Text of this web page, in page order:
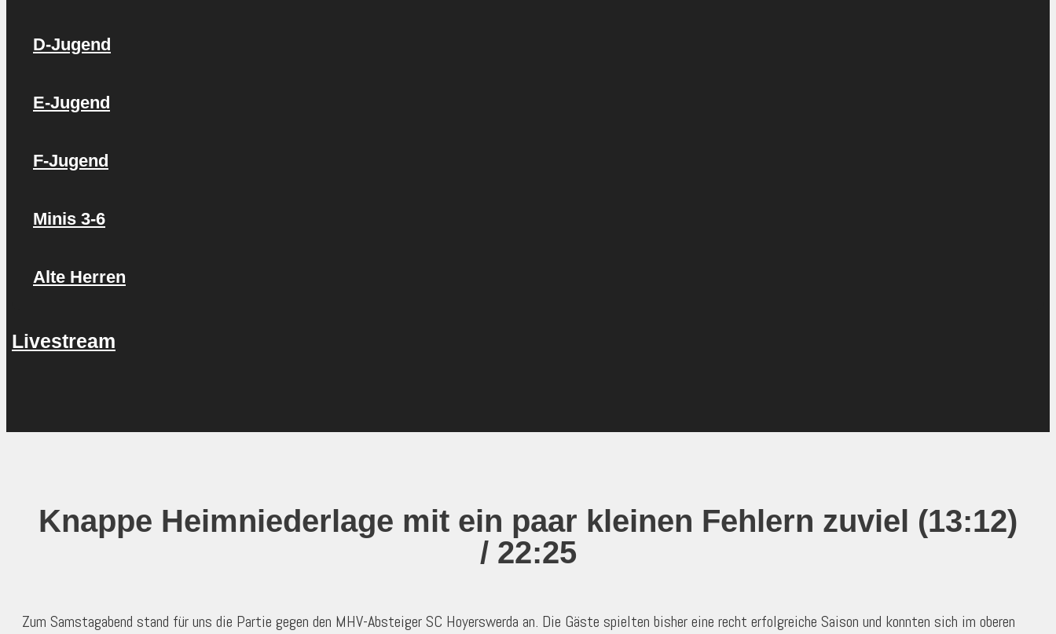
D-Jugend
E-Jugend
F-Jugend
Minis 3-6
Alte Herren
Livestream
Knappe Heimniederlage mit ein paar kleinen Fehlern zuviel (13:12)
/ 22:25
Zum Samstagabend stand für uns die Partie gegen den MHV-Absteiger SC Hoyerswerda an. Die Gäste spielten bisher eine recht erfolgreiche Saison und konnten sich im oberen